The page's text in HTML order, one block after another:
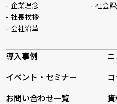
企業理念
社長挨拶
会社沿革
社会
導入事例
イベント・セミナー
お問い合わせ一覧